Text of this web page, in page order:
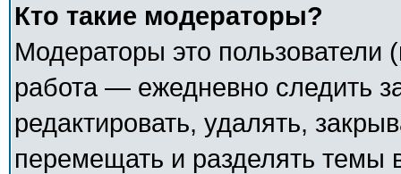
Кто такие модераторы?
Модераторы это пользователи
работа — ежедневно следить
редактировать, удалять,
перемещать и разделять темы